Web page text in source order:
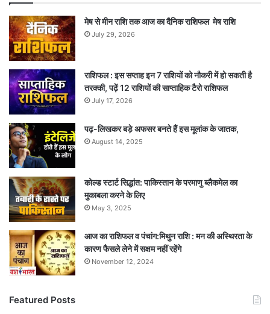
मेष से मीन राशि तक आज का दैनिक राशिफल मेष राशि
July 29, 2026
राशिफल : इस सप्ताह इन 7 राशियों को नौकरी में हो सकती है
तरक्की, पढ़ें 12 राशियों की साप्ताहिक टैरो राशिफल
July 17, 2026
पढ़-लिखकर बड़े अफसर बनते हैं इस मूलांक के जातक,
August 14, 2025
कोल्ड स्टार्ट सिद्धांत: पाकिस्तान के परमाणु ब्लैकमेल का
मुकाबला करने के लिए
May 3, 2025
आज का राशिफल व पंचांग:मिथुन राशि : मन की अस्थिरता के
कारण फैसले लेने में सक्षम नहीं रहेंगे
November 12, 2024
Featured Posts